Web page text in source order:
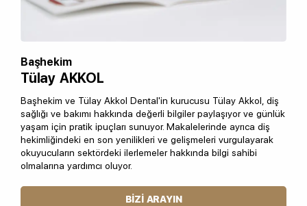
Başhekim
Tülay AKKOL
Başhekim ve Tülay Akkol Dental'in kurucusu Tülay Akkol, diş
sağlığı ve bakımı hakkında değerli bilgiler paylaşıyor ve günlük
yaşam için pratik ipuçları sunuyor. Makalelerinde ayrıca diş
hekimliğindeki en son yenilikleri ve gelişmeleri vurgulayarak
okuyucuların sektördeki ilerlemeler hakkında bilgi sahibi
olmalarına yardımcı oluyor.
BIZI ARAYIN